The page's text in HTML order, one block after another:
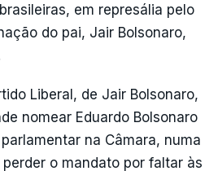
em represália pelo
do pai, Jair Bolsonaro,
Liberal, de Jair Bolsonaro,
nomear Eduardo Bolsonaro
na Câmara, numa
o mandato por faltar às